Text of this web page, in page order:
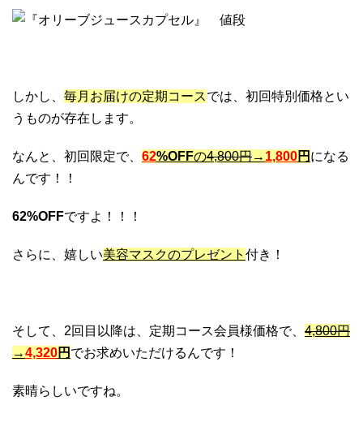
しかし、 毎月お届けの定期コースでは、初回特別価格とい
うものが存在します。
なんと、初回限定で、 62%OFFの4,800円→ 1,800円 になる
んです！！
62%OFFですよ！！！
さらに、嬉しい美容マスクのプレゼント 付き！
そして、2回目以降は、定期コース会員様価格で、 4,800円
→4,320円 でお求めいただけるんです！
素晴らしいですね。